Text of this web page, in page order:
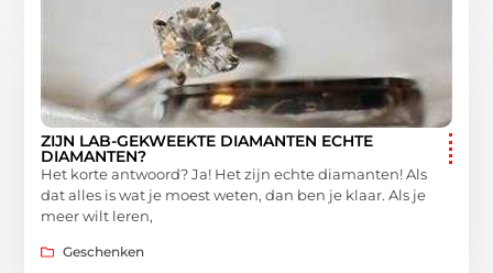
ZIJN LAB-GEKWEEKTE DIAMANTEN ECHTE
DIAMANTEN?
Het korte antwoord? Ja! Het zijn echte diamanten! Als
dat alles is wat je moest weten, dan ben je klaar. Als je
meer wilt leren,
Geschenken